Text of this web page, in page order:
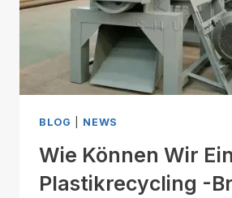
BLOG NEWS
Wie Können Wir
Plastikrecycling -